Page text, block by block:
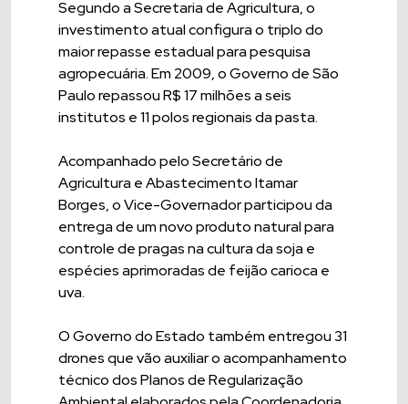
Segundo a Secretaria de Agricultura, o
investimento atual configura o triplo do
maior repasse estadual para pesquisa
agropecuária. Em 2009, o Governo de São
Paulo repassou R$ 17 milhões a seis
institutos e 11 polos regionais da pasta.
Acompanhado pelo Secretário de
Agricultura e Abastecimento Itamar
Borges, o Vice-Governador participou da
entrega de um novo produto natural para
controle de pragas na cultura da soja e
espécies aprimoradas de feijão carioca e
uva.
O Governo do Estado também entregou 31
drones que vão auxiliar o acompanhamento
técnico dos Planos de Regularização